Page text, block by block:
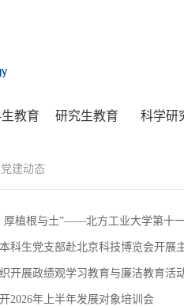
教育 研究生教育 科学研
党建动态
厚植根与土”——北方工业大学第十
科生党支部赴北京科技博览会开展
开展政绩观学习教育与廉洁教育活
2026年上半年发展对象培训会